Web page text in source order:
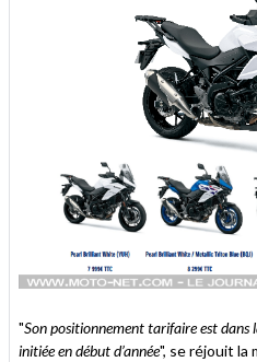
"Son positionnement tarifaire est
initiée en début d’année", se réjouit la